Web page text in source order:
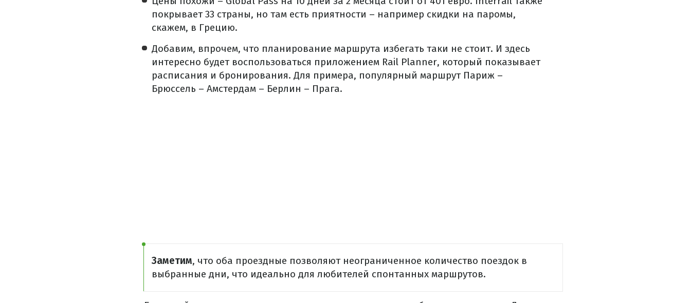
покрывает 33 страны, но там есть приятности – например скидки на паромы,
скажем, в Грецию.
Добавим, впрочем, что планирование маршрута избегать таки не стоит. И здесь
интересно будет воспользоваться приложением Rail Planner, который показывает
расписания и бронирования. Для примера, популярный маршрут Париж –
Брюссель – Амстердам – Берлин – Прага.
Заметим, что оба проездные позволяют неограниченное количество поездок в
выбранные дни, что идеально для любителей спонтанных маршрутов.